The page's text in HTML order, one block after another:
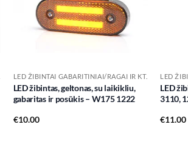
LED ŽIBINTAI GABARITINIAI/RAGAI IR KT.
LED žibintas, geltonas, su laikikliu,
gabaritas ir posūkis – W175 1222
€10.00
LED
LED
3110,
€11.00